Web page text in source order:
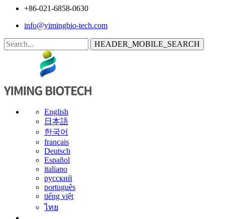
+86-021-6858-0630
info@yimingbio-tech.com
HEADER_MOBILE_SEARCH
English
日本語
한국어
français
Deutsch
Español
italiano
русский
português
tiếng việt
ไทย